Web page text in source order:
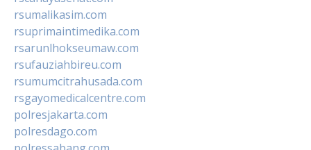
rsumalikasim.com
rsuprimaintimedika.com
rsarunlhokseumaw.com
rsufauziahbireu.com
rsumumcitrahusada.com
rsgayomedicalcentre.com
polresjakarta.com
polresdago.com